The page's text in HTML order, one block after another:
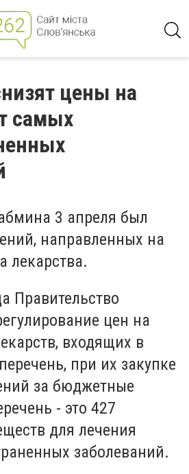
цены на
самых
3 апреля был
направленных на
лекарства.
Правительство
цен на
входящих в
при их закупке
за бюджетные
- это 427
для лечения
заболеваний.